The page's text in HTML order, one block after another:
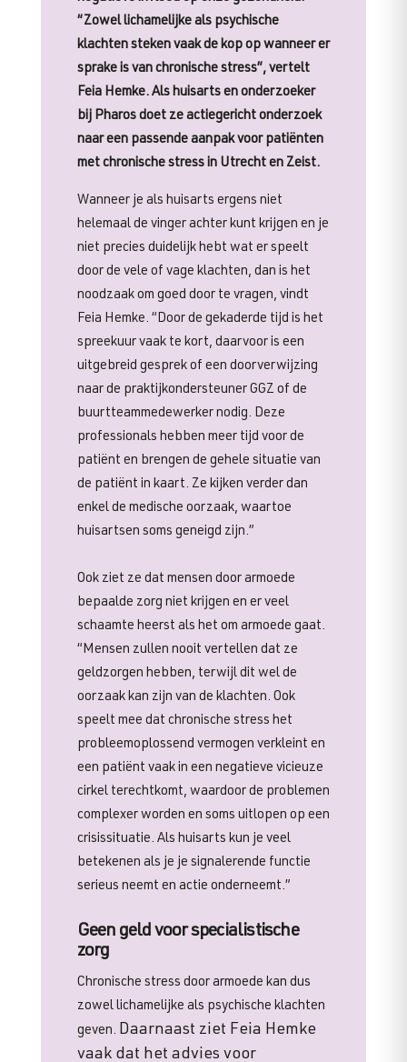
“Zowel lichamelijke als psychische
klachten steken vaak de kop op wanneer er
sprake is van chronische stress”, vertelt
Feia Hemke. Als huisarts en onderzoeker
bij Pharos doet ze actiegericht onderzoek
naar een passende aanpak voor patiënten
met chronische stress in Utrecht en Zeist.
Wanneer je als huisarts ergens niet
helemaal de vinger achter kunt krijgen en je
niet precies duidelijk hebt wat er speelt
door de vele of vage klachten, dan is het
noodzaak om goed door te vragen, vindt
Feia Hemke. “Door de gekaderde tijd is het
spreekuur vaak te kort, daarvoor is een
uitgebreid gesprek of een doorverwijzing
naar de praktijkondersteuner GGZ of de
buurtteammedewerker nodig. Deze
professionals hebben meer tijd voor de
patiënt en brengen de gehele situatie van
de patiënt in kaart. Ze kijken verder dan
enkel de medische oorzaak, waartoe
huisartsen soms geneigd zijn.”
Ook ziet ze dat mensen door armoede
bepaalde zorg niet krijgen en er veel
schaamte heerst als het om armoede gaat.
“Mensen zullen nooit vertellen dat ze
geldzorgen hebben, terwijl dit wel de
oorzaak kan zijn van de klachten. Ook
speelt mee dat chronische stress het
probleemoplossend vermogen verkleint en
een patiënt vaak in een negatieve vicieuze
cirkel terechtkomt, waardoor de problemen
complexer worden en soms uitlopen op een
crisissituatie. Als huisarts kun je veel
betekenen als je je signalerende functie
serieus neemt en actie onderneemt.”
Geen geld voor specialistische
zorg
Chronische stress door armoede kan dus
zowel lichamelijke als psychische klachten
geven. Daarnaast ziet Feia Hemke
vaak dat het advies voor